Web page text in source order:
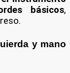
básicos,
y mano